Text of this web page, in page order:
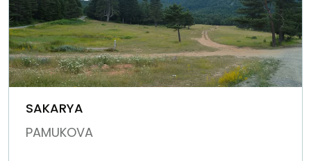
SAKARYA
PAMUKOVA